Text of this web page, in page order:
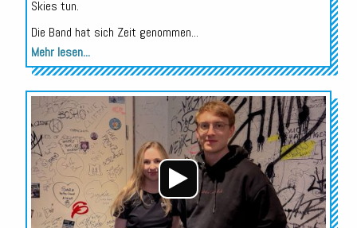
Skies tun.
Die Band hat sich Zeit genommen...
Mehr lesen...
Audio-
Player